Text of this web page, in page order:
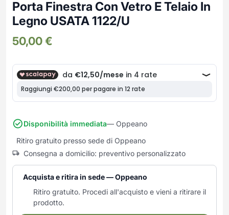
Frullatori
Grattugie elettriche
Macchine caffe e capsule
Pulizia Casa
Sbattitori
Spremiagrumi e Centrifughe
Stiro
Tritacarne
Tritaverdure elettrici
Utensili da cucina
Yogurtiere
Lampade da parete
Lampade da tavolo
Lampade da terra
Mobili Ingresso
Mobili Multiuso
SOGGIORNO
Complementi Soggiorno
Divani e Poltrone
Soggiorni e Pareti
Tavoli e Tavolini
UFFICIO
Banconi Reception
Cucitrici e accessori
Moduli per ufficio
Poltrone Barber Shop
Scrivanie
TAVOLI USATI TAVOLINI USATI
Porta Finestra Con Vetro E Telaio In
Legno USATA 1122/U
50,00€
Disponibilità immediata— Oppeano
Ritiro gratuito presso sede di Oppeano
Consegna a domicilio: preventivo personalizzato
Acquista e ritira in sede — Oppeano
Ritiro gratuito. Procedi all'acquisto e vieni a ritirare il
prodotto.